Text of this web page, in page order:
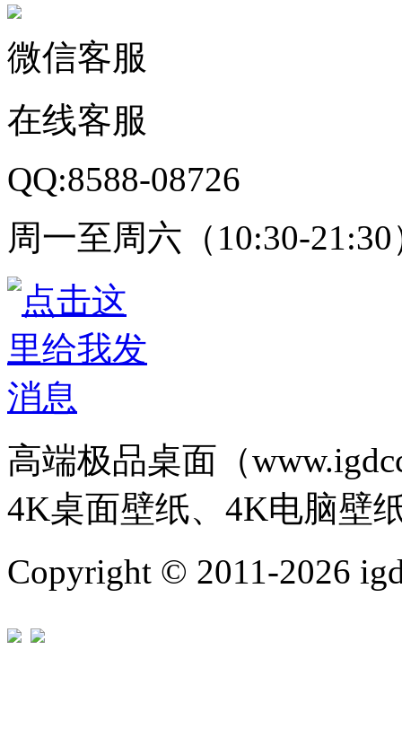
微信客服
在线客服
QQ:8588-08726
周一至周六（10:30-21:30
高端极品桌面（
4K桌面壁纸、4K电脑壁
Copyright © 2011-2026